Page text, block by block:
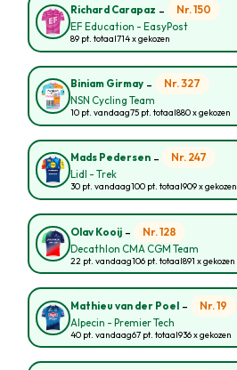
Richard Carapaz - Nr. 150
EF Education - EasyPost
89 pt. totaal714 x gekozen
Biniam Girmay - Nr. 327
NSN Cycling Team
10 pt. vandaag75 pt. totaal880 x gekozen
Mads Pedersen - Nr. 247
Lidl - Trek
30 pt. vandaag100 pt. totaal909 x gekozen
Olav Kooij - Nr. 128
Decathlon CMA CGM Team
22 pt. vandaag106 pt. totaal891 x gekozen
Mathieu van der Poel - Nr. 19
Alpecin - Premier Tech
40 pt. vandaag67 pt. totaal936 x gekozen